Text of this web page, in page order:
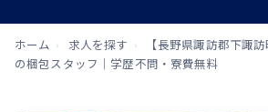
ホーム › 求人を探す ›
【長野県諏訪郡下諏
の梱包スタッフ｜学歴不問・寮費無料